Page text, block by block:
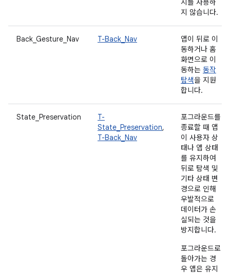
지를 사용하
지 않습니다.
Back_Gesture_Nav T-Back_Nav
앱이 뒤로 이
동하거나 홈
화면으로 이
동하는 동작
탐색을 지원
합니다.
State_Preservation
T-
State_Preservation,
T-Back_Nav
포그라운드를
종료할 때 앱
이 사용자 상
태나 앱 상태
를 유지하여
뒤로 탐색 및
기타 상태 변
경으로 인해
우발적으로
데이터가 손
실되는 것을
방지합니다.
포그라운드로
돌아가는 경
우 앱은 유지